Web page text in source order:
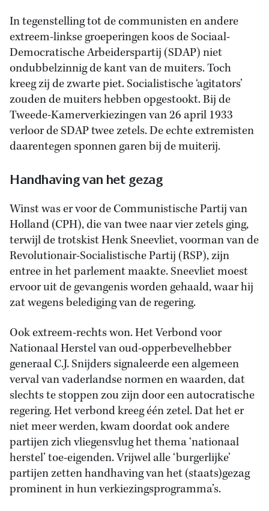
In tegenstelling tot de communisten en andere
extreem-linkse groeperingen koos de Sociaal-
Democratische Arbeiderspartij (SDAP) niet
ondubbelzinnig de kant van de muiters. Toch
kreeg zij de zwarte piet. Socialistische ‘agitators’
zouden de muiters hebben opgestookt. Bij de
Tweede-Kamerverkiezingen van 26 april 1933
verloor de SDAP twee zetels. De echte extremisten
daarentegen sponnen garen bij de muiterij.
Handhaving van het gezag
Winst was er voor de Communistische Partij van
Holland (CPH), die van twee naar vier zetels ging,
terwijl de trotskist Henk Sneevliet, voorman van de
Revolutionair-Socialistische Partij (RSP), zijn
entree in het parlement maakte. Sneevliet moest
ervoor uit de gevangenis worden gehaald, waar hij
zat wegens belediging van de regering.
Ook extreem-rechts won. Het Verbond voor
Nationaal Herstel van oud-opperbevelhebber
generaal C.J. Snijders signaleerde een algemeen
verval van vaderlandse normen en waarden, dat
slechts te stoppen zou zijn door een autocratische
regering. Het verbond kreeg één zetel. Dat het er
niet meer werden, kwam doordat ook andere
partijen zich vliegensvlug het thema ‘nationaal
herstel’ toe-eigenden. Vrijwel alle ‘burgerlijke’
partijen zetten handhaving van het (staats)gezag
prominent in hun verkiezingsprogramma’s.